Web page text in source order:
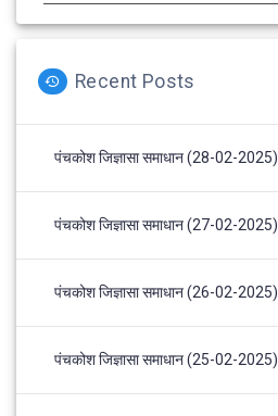
Recent Posts
पंचकोश जिज्ञासा समाधान (28-02-2025)
पंचकोश जिज्ञासा समाधान (27-02-2025)
पंचकोश जिज्ञासा समाधान (26-02-2025)
पंचकोश जिज्ञासा समाधान (25-02-2025)